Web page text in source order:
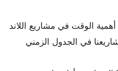
الوقت في مشاريع اللاند
في الجدول الزمني